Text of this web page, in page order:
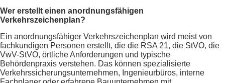
Wer erstellt einen anordnungsfähigen
Verkehrszeichenplan?
Ein anordnungsfähiger Verkehrszeichenplan wird meist von
fachkundigen Personen erstellt, die die RSA 21, die StVO, die
VwV-StVO, örtliche Anforderungen und typische
Behördenpraxis verstehen. Das können spezialisierte
Verkehrssicherungsunternehmen, Ingenieurbüros, interne